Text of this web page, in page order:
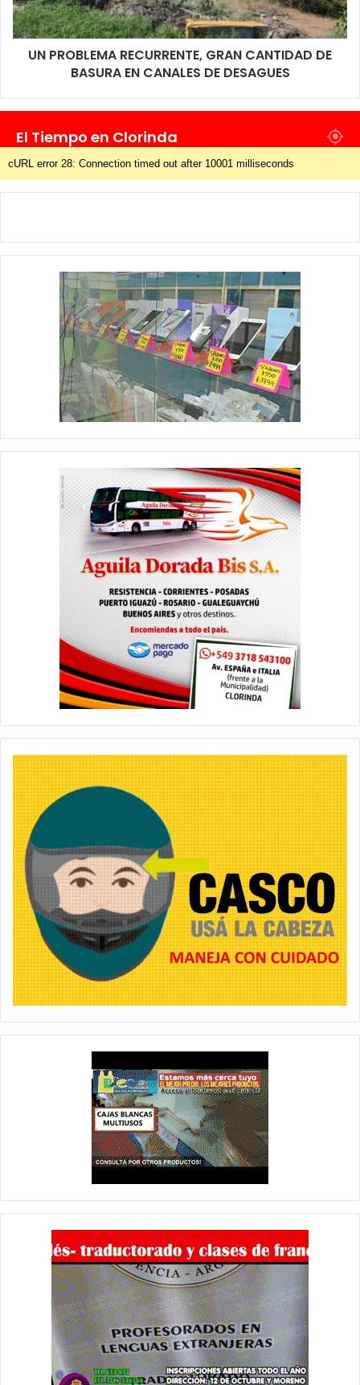
UN PROBLEMA RECURRENTE, GRAN CANTIDAD DE
BASURA EN CANALES DE DESAGUES
El Tiempo en Clorinda
cURL error 28: Connection timed out after 10001 milliseconds